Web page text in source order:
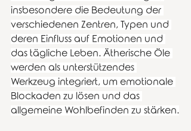
insbesondere die Bedeutung der
verschiedenen Zentren, Typen und
deren Einfluss auf Emotionen und
das tägliche Leben. Ätherische Öle
werden als unterstützendes
Werkzeug integriert, um emotionale
Blockaden zu lösen und das
allgemeine Wohlbefinden zu stärken.